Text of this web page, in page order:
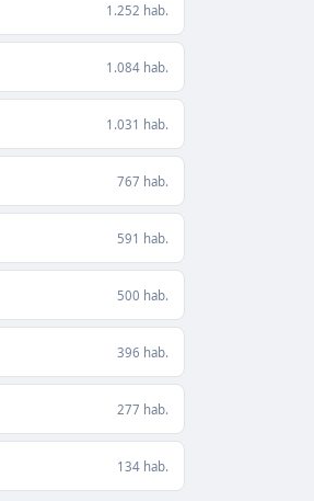
1.252 hab.
1.084 hab.
1.031 hab.
767 hab.
591 hab.
500 hab.
396 hab.
277 hab.
134 hab.